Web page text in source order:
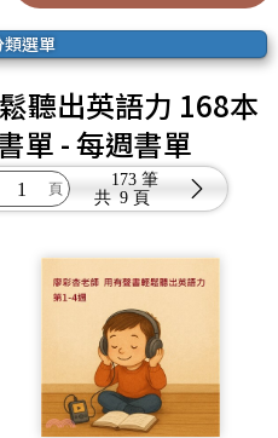
類選單
聽出英語力 168本
單 - 每週書單
共
173 筆
9 頁